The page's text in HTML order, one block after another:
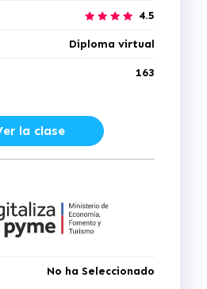
4.5
Diploma virtual
163
la clase
No ha Seleccionado